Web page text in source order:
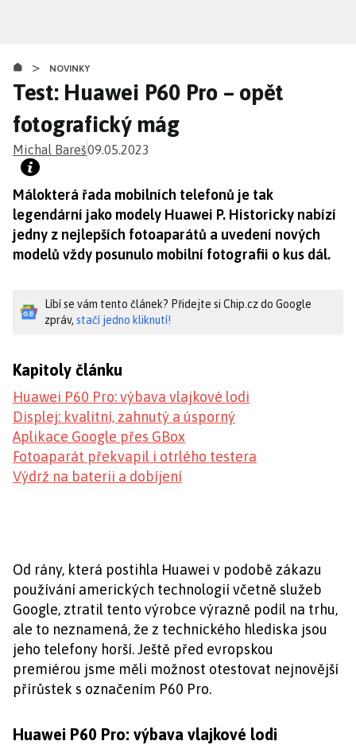
obsahu
> NOVINKY
Test: Huawei P60 Pro – opět
fotografický mág
Michal Bareš09.05.2023
Málokterá řada mobilních telefonů je tak
legendární jako modely Huawei P. Historicky nabízí
jedny z nejlepších fotoaparátů a uvedení nových
modelů vždy posunulo mobilní fotografii o kus dál.
Líbí se vám tento článek? Přidejte si Chip.cz do Google
zpráv, stačí jedno kliknutí!
Kapitoly článku
Huawei P60 Pro: výbava vlajkové lodi
Displej: kvalitní, zahnutý a úsporný
Aplikace Google přes GBox
Fotoaparát překvapil i otrlého testera
Výdrž na baterii a dobíjení
Od rány, která postihla Huawei v podobě zákazu
používání amerických technologií včetně služeb
Google, ztratil tento výrobce výrazně podíl na trhu,
ale to neznamená, že z technického hlediska jsou
jeho telefony horší. Ještě před evropskou
premiérou jsme měli možnost otestovat nejnovější
přírůstek s označením P60 Pro.
Huawei P60 Pro: výbava vlajkové lodi